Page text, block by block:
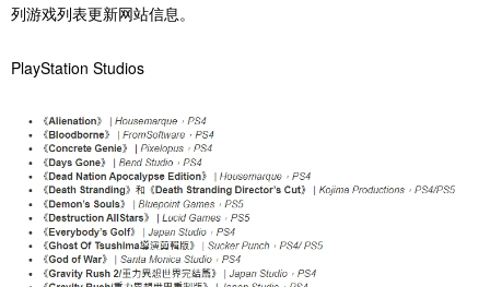
列游戏列表更新网站信息。
PlayStation Studios